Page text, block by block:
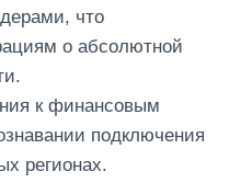
что
о абсолютной
к финансовым
подключения
регионах.